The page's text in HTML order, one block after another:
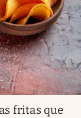
fritas que